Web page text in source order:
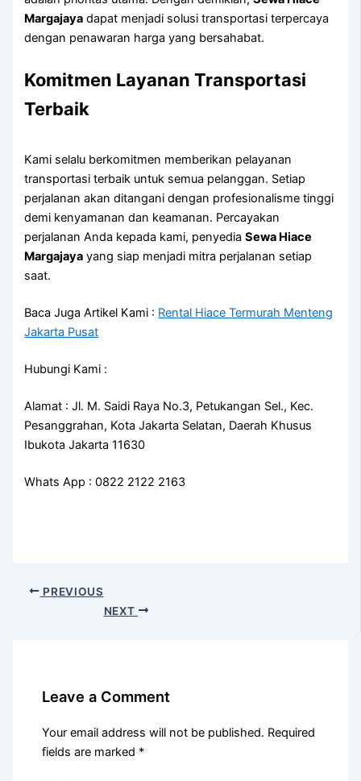
Margajaya dapat menjadi solusi transportasi terpercaya
dengan penawaran harga yang bersahabat.
Komitmen Layanan Transportasi
Terbaik
Kami selalu berkomitmen memberikan pelayanan
transportasi terbaik untuk semua pelanggan. Setiap
perjalanan akan ditangani dengan profesionalisme tinggi
demi kenyamanan dan keamanan. Percayakan
perjalanan Anda kepada kami, penyediaSewa Hiace
Margajaya yang siap menjadi mitra perjalanan setiap
saat.
Baca Juga Artikel Kami : Rental Hiace Termurah Menteng
Jakarta Pusat
Hubungi Kami :
Alamat : Jl. M. Saidi Raya No.3, Petukangan Sel., Kec.
Pesanggrahan, Kota Jakarta Selatan, Daerah Khusus
Ibukota Jakarta 11630
Whats App : 0822 2122 2163
PREVIOUS
NEXT
Leave a Comment
Your email address will not be published. Required
fields are marked *